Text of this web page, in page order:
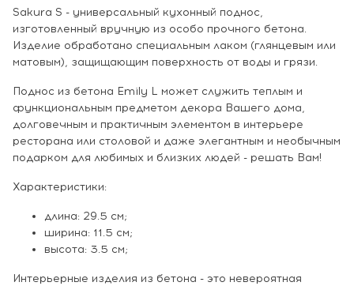
Sakura S - универсальный кухонный поднос,
изготовленный вручную из особо прочного бетона.
Изделие обработано специальным лаком (глянцевым или
матовым), защищающим поверхность от воды и грязи.
Поднос из бетона Emily L может служить теплым и
функциональным предметом декора Вашего дома,
долговечным и практичным элементом в интерьере
ресторана или столовой и даже элегантным и необычным
подарком для любимых и близких людей - решать Вам!
Характеристики:
длина: 29.5 см;
ширина: 11.5 см;
высота: 3.5 см;
Интерьерные изделия из бетона - это невероятная